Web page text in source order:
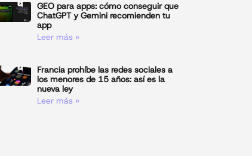
GEO para apps: cómo conseguir que
ChatGPT y Gemini recomienden tu
app
Leer más »
Francia prohíbe las redes sociales a
los menores de 15 años: así es la
nueva ley
Leer más »